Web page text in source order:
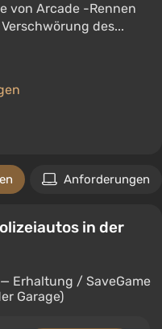
von Arcade -Rennen
des...
Anforderungen
in der